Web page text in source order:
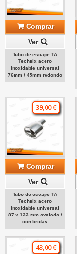
Comprar
Ver
Tubo de escape TA
Technix acero
inoxidable universal
76mm / 45mm redondo
39,00 €
Comprar
Ver
Tubo de escape TA
Technix acero
inoxidable universal
87 x 133 mm ovalado /
con bridas
43,00 €